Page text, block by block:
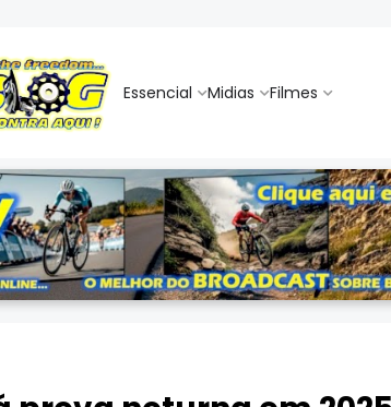
Essencial Midias Filmes